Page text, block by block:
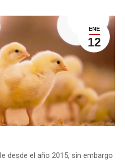
ENE
12
desde el año 2015, sin embargo